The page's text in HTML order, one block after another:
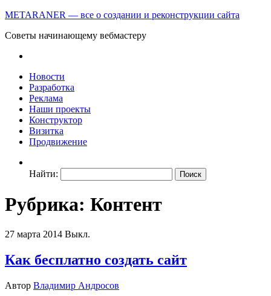
METARANER — все о создании и реконструкции сайта
Советы начинающему вебмастеру
Новости
Разработка
Реклама
Наши проекты
Конструктор
Визитка
Продвижение
Найти:
Рубрика: Контент
27 марта 2014 Выкл.
Как бесплатно создать сайт
Автор Владимир Андросов